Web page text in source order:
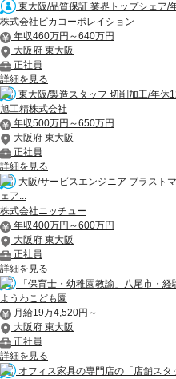
東大阪/品質保証 業界トップシェア/
株式会社ピカコーポレイション
年収460万円～640万円
大阪府 東大阪
正社員
詳細を見る
東大阪/製造スタッフ 切削加工/年休
旭工精株式会社
年収500万円～650万円
大阪府 東大阪
正社員
詳細を見る
大阪/サービスエンジニア ブラスト
ェア...
株式会社ニッチュー
年収400万円～600万円
大阪府 東大阪
正社員
詳細を見る
「保育士・幼稚園教諭」八尾市・経
ようわこども園
月給19万4,520円～
大阪府 東大阪
正社員
詳細を見る
オフィス家具の専門店の「店舗スタ